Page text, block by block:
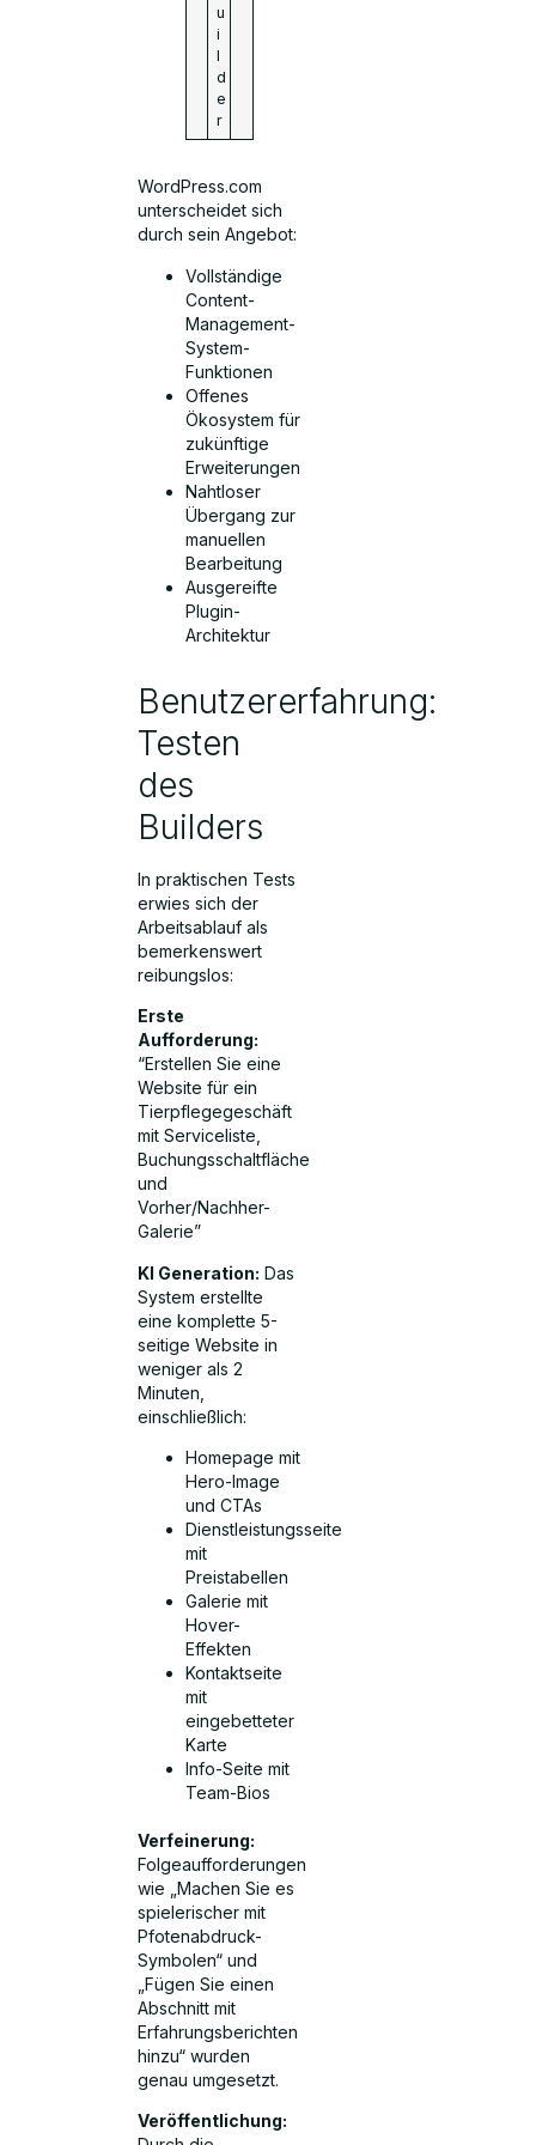
u
i
l
d
e
r
WordPress.com
unterscheidet sich
durch sein Angebot:
Vollständige
Content-
Management-
System-
Funktionen
Offenes
Ökosystem für
zukünftige
Erweiterungen
Nahtloser
Übergang zur
manuellen
Bearbeitung
Ausgereifte
Plugin-
Architektur
Benutzererfahrung:
Testen
des
Builders
In praktischen Tests
erwies sich der
Arbeitsablauf als
bemerkenswert
reibungslos:
Erste
Aufforderung:
“Erstellen Sie eine
Website für ein
Tierpflegegeschäft
mit Serviceliste,
Buchungsschaltfläche
und
Vorher/Nachher-
Galerie”
KI Generation: Das
System erstellte
eine komplette 5-
seitige Website in
weniger als 2
Minuten,
einschließlich:
Homepage mit
Hero-Image
und CTAs
Dienstleistungsseite
mit
Preistabellen
Galerie mit
Hover-
Effekten
Kontaktseite
mit
eingebetteter
Karte
Info-Seite mit
Team-Bios
Verfeinerung:
Folgeaufforderungen
wie „Machen Sie es
spielerischer mit
Pfotenabdruck-
Symbolen“ und
„Fügen Sie einen
Abschnitt mit
Erfahrungsberichten
hinzu“ wurden
genau umgesetzt.
Veröffentlichung: